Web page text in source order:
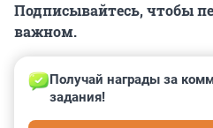
Подписывайтесь, чтобы
важном.
Получай награды за
задания!